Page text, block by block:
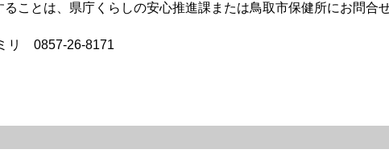
ことは、県庁くらしの安心推進課または鳥取市保健所にお問合
リ 0857-26-8171